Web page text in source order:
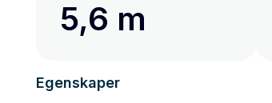
5,6 m
Egenskaper